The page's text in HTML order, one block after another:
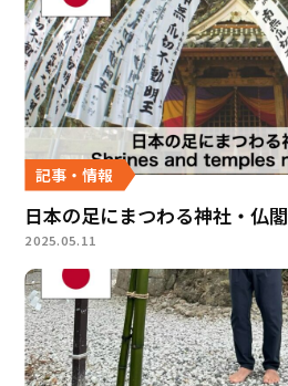
記事・情報
日本の足にまつわる神社・仏閣
2025.05.11